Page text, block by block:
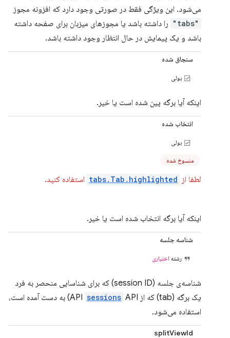
می‌شود. این ویژگی فقط در صورتی وجود دارد که افزونه مجوز
"tabs"
را داشته باشد یا مجوزهای میزبان برای صفحه داشته
باشد و یک پیمایش در حال انتظار وجود داشته باشد.
سنجاق شده
بولی
اینکه آیا برگه پین ​​شده است یا خیر.
انتخاب شده
بولی
منسوخ شده
لطفا از tabs.Tab.highlighted استفاده کنید.
اینکه آیا برگه انتخاب شده است یا خیر.
شناسه جلسه
رشته اختیاری
شناسه‌ی جلسه (session ID) که برای شناسایی منحصر به فرد
یک برگه (tab) که از API
sessions
API) به دست آمده است،
استفاده می‌شود.
splitViewId